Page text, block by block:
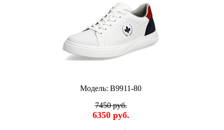
Модель: B9911-80
7450 руб.
6350 руб.